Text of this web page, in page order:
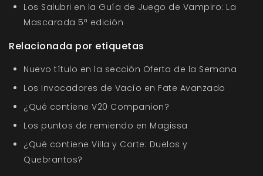
Los Salubri en la Guía de Juego de Vampiro: La
Mascarada 5ª edición
Relacionada por etiquetas
Nuevo título en la sección Oferta de la Semana
Los Invocadores de Vacío en Fate Avanzado
¿Qué contiene V20 Companion?
Los puntos de remiendo en Magissa
¿Qué contiene Villa y Corte: Duelos y
Quebrantos?